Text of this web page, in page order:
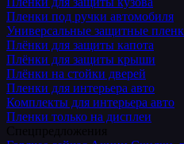
Пленки под ручки автомобиля
Универсальные защитные
Плёнки для защиты капота
Плёнки для защиты крыши
Плёнки на стойки дверей
Пленки для интерьера авто
Комплекты для интерьера авто
Пленки только на дисплеи